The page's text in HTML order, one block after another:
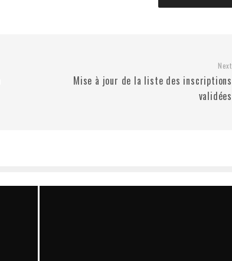
Next
Mise à jour de la liste des inscriptions
validées